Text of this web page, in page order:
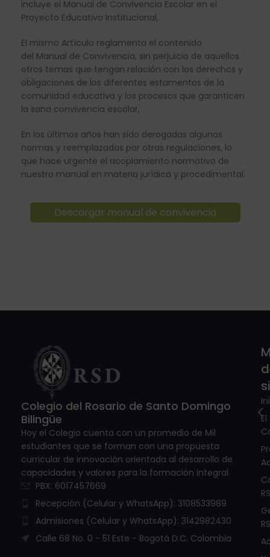
incluye el Manual de Convivencia Escolar en el
Proyecto Educativo Institucional,
El mismo Artículo reglamenta el contenido
del Manual de Convivencia, sin perjuicio de aquellos
otros temas que tengan relación con los derechos y
obligaciones de los diferentes estamentos de la
comunidad educativa y los procesos que garanticen
la sana convivencia escolar,
En los últimos años han sido derogadas algunas
normas y reemplazadas por otras regulaciones, lo
que hace urgente el acoplamiento normativo de
nuestro manual en materia jurídica y procedimental.
Descargar manual de convivencia
Colegio del Rosario de Santo Domingo
Bilingüe
Hoy el Colegio cuenta con un promedio de Mil
estudiantes que se forman con una propuesta
curricular de innovación orientada al desarrollo de
capacidades y valores para la formación integral.
PBX: 6017457669
Recepción (Celular y WhatsApp): 3108533989
Admisiones (Celular y WhatsApp): 3142982430
Calle 68 No. 0 - 51 Este - Bogotá D.C. Colombia
El